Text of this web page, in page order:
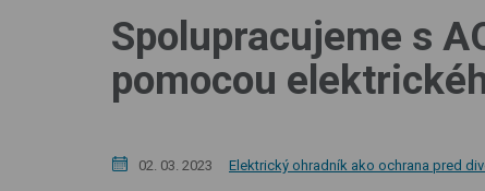
Spolupracujeme s
pomocou
02. 03. 2023 Elektrický ohradník ako ochrana pred